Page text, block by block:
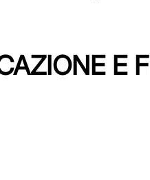
E